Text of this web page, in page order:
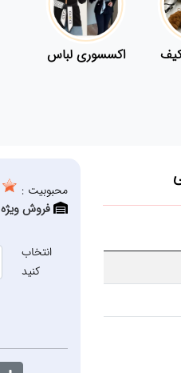
اکسسوری لباس
محبوبیت :
فروش ویژه
انتخاب
کنید